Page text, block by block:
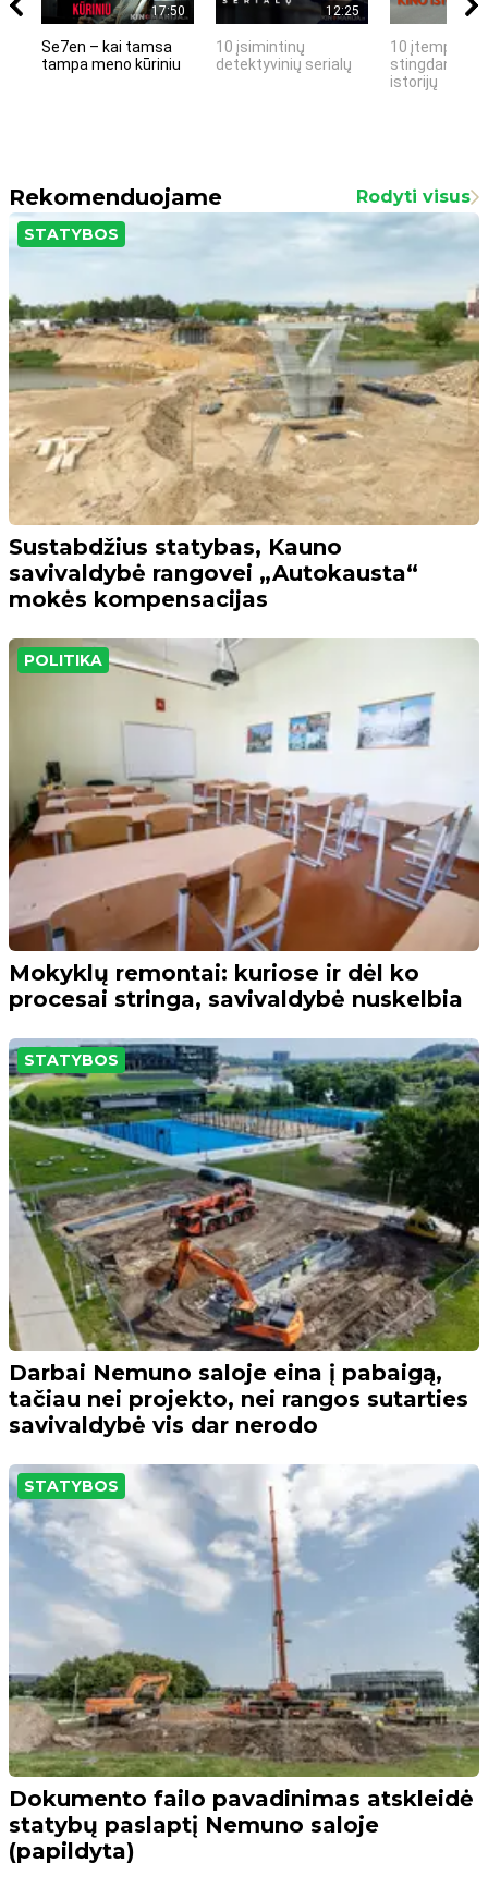
17:50
Se7en – kai tamsa
tampa meno kūriniu
12:25
10 įsimintinų
detektyvinių serialų
10 įtemptų,
stingdančių
istorijų
Rekomenduojame Rodyti visus
STATYBOS
Sustabdžius statybas, Kauno
savivaldybė rangovei „Autokausta“
mokės kompensacijas
POLITIKA
Mokyklų remontai: kuriose ir dėl ko
procesai stringa, savivaldybė nuskelbia
STATYBOS
Darbai Nemuno saloje eina į pabaigą,
tačiau nei projekto, nei rangos sutarties
savivaldybė vis dar nerodo
STATYBOS
Dokumento failo pavadinimas atskleidė
statybų paslaptį Nemuno saloje
(papildyta)